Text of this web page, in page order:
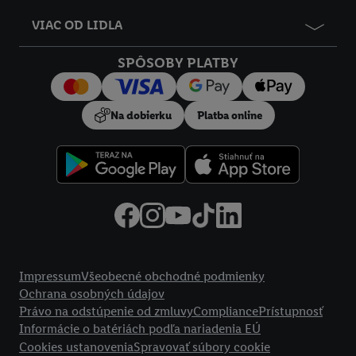
VIAC OD LIDLA
SPÔSOBY PLATBY
Na dobierku Platba online
ImpressumVšeobecné obchodné podmienky
Ochrana osobných údajov
Právo na odstúpenie od zmluvyCompliancePrístupnosť
Informácie o batériách podľa nariadenia EÚ
Cookies ustanoveniaSpravovať súbory cookie
Kliknutím na možnosť "
používanie potrebných technológií. Kliknutím na "Súhlasím"
vyjadríte súhlas so spracúvaním na všetky vyššie uvedené účely.
Ďalšie informácie vrátane informácií o dobe uchovávania
údajov a Vašom práve kedykoľvek odvolať súhlas s účinnosťou
do budúcnosti nájdete v našichzásadách ochrany osobných
.Imprint nájdete tu.